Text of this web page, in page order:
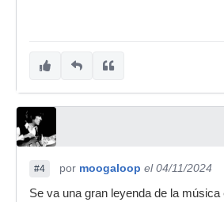
#4 por moogaloop el 04/11/2024
Se va una gran leyenda de la música